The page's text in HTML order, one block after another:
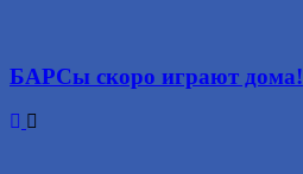
БАРСы скоро играют дома!